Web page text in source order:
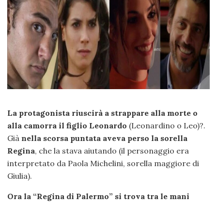
La protagonista riuscirà a strappare alla morte o
alla camorra il figlio Leonardo (Leonardino o Leo)?.
Già nella scorsa puntata aveva perso la sorella
Regina, che la stava aiutando (il personaggio era
interpretato da Paola Michelini, sorella maggiore di
Giulia).
Ora la “Regina di Palermo” si trova tra le mani